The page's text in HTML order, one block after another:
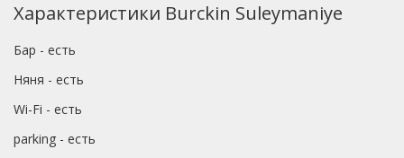
Характеристики Burckin Suleymaniye
Бар - есть
Няня - есть
Wi-Fi - есть
parking - есть